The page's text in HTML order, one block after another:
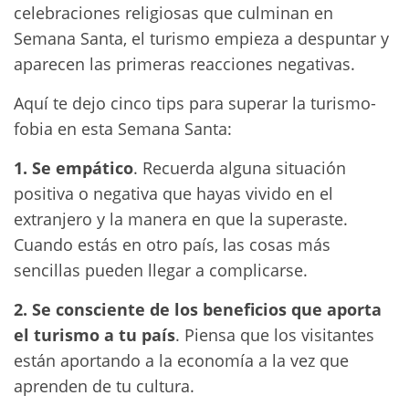
celebraciones religiosas que culminan en
Semana Santa, el turismo empieza a despuntar y
aparecen las primeras reacciones negativas.
Aquí te dejo cinco tips para superar la turismo-
fobia en esta Semana Santa:
1. Se empático. Recuerda alguna situación
positiva o negativa que hayas vivido en el
extranjero y la manera en que la superaste.
Cuando estás en otro país, las cosas más
sencillas pueden llegar a complicarse.
2. Se consciente de los beneficios que aporta
el turismo a tu país. Piensa que los visitantes
están aportando a la economía a la vez que
aprenden de tu cultura.